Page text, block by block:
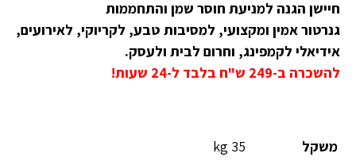
חיישן הגנה למניעת חוסר שמן והתחממות
גנרטור אמין ומקצועי, למסיבות טבע, לקריוקי, לאירועים,
אידיאלי לקמפינג, וחרום לבית ולעסק.
להשכרה ב-249 ש"ח בלבד ל-24 שעות!
משקל
35 kg